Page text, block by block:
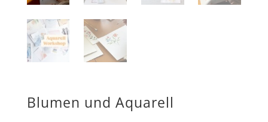
Blumen und Aquarell